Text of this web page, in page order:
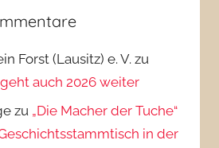
Forst (Lausitz) e. V. zu
auch 2026 weiter
zu „Die Macher der Tuche“
in der